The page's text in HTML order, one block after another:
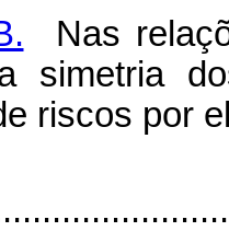
Nas
simetria
riscos por